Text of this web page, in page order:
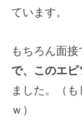
ています。
もちろん面接
で、このエピ
ました。（
ｗ）